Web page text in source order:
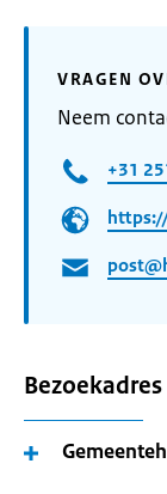
VRAGEN
Neem
+31
Bezoekadres